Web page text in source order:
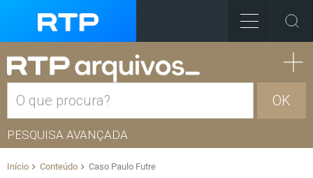
OK
PESQUISA AVANÇADA
Início Conteúdo Caso Paulo Futre